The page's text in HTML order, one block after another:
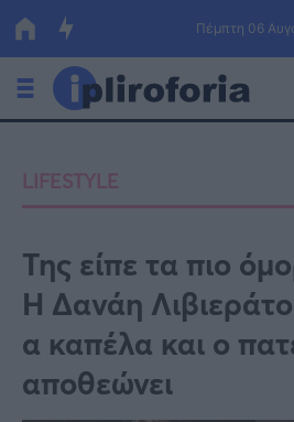
Πέμπτη 06
Οικονομία
Πολιτική
Τράπεζες
Επιδοτήσεις
Κόσμος
Lifestyle
LIFESTYLE
Της είπε τα πιο
Η Δανάη
α καπέλα και ο
αποθεώνει